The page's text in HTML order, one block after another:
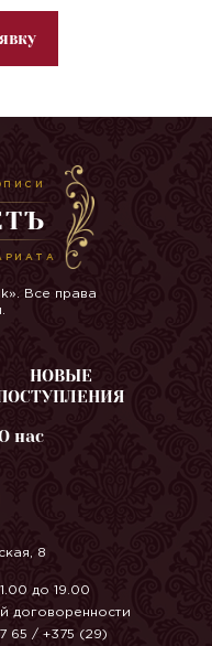
Все права
НОВЫЕ
нас
8
до 19.00
договоренности
65 / +375 (29)